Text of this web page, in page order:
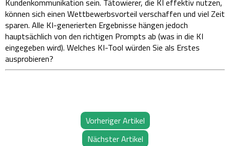
Kundenkommunikation sein. Tätowierer, die KI effektiv nutzen,
können sich einen Wettbewerbsvorteil verschaffen und viel Zeit
sparen. Alle KI-generierten Ergebnisse hängen jedoch
hauptsächlich von den richtigen Prompts ab (was in die KI
eingegeben wird). Welches KI-Tool würden Sie als Erstes
ausprobieren?
Vorheriger Artikel
Nächster Artikel